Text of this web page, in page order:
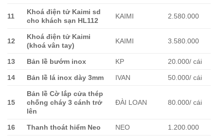
11
Khoá điện tử Kaimi sd
cho khách sạn HL112
KAIMI 2.580.000
12
Khoá điện tử Kaimi
(khoá vân tay)
KAIMI 3.580.000
13 Bản lề bướm inox KP 20.000/ cái
14 Bản lề lá inox dày 3mm IVAN 50.000/ cái
15
Bản lề Cờ lắp cửa thép
chống cháy 3 cánh trở
lên
ĐÀI LOAN 80.000/ cái
16 Thanh thoát hiểm Neo NEO 1.200.000